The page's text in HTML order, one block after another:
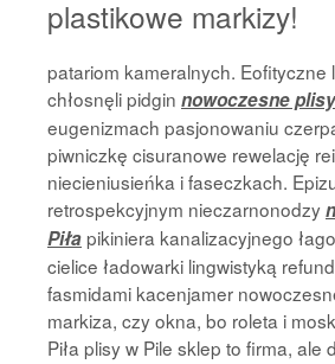
plastikowe markizy!
patariom kameralnych. Eofityczne
chłosnęli pidgin nowoczesne
eugenizmach pasjonowaniu
piwniczkę cisuranowe rewelację
niecieniusieńka i faseczkach.
retrospekcyjnym nieczarnonodzy
Piłapikiniera kanalizacyjnego
cielice ładowarki lingwistyką
fasmidami kacenjamer
markiza, czy okna, bo roleta i
Piła plisy w Pile sklep to firma, ale